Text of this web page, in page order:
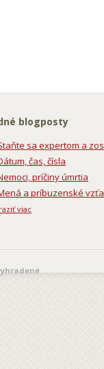
blogposty
sa expertom a
čas, čísla
príčiny úmrtia
a príbuzenské
viac